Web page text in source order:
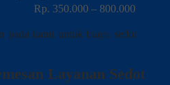
Rp. 350.000 – 800.000
pada kami untuk biaya sedot
Layanan Sedot